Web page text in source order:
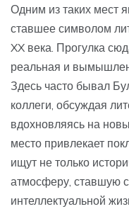
Одним из таких мест
ставшее символом
XX века. Прогулка
реальная и
Здесь часто бывал
коллеги, обсуждая
вдохновляясь на
место привлекает
ищут не только
атмосферу, ставшую
интеллектуальной